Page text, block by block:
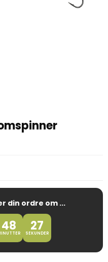
din ordre om ...
48 27
SEKUNDER